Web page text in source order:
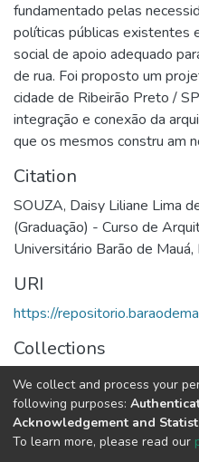
fundamentado pelas
políticas públicas existentes
social de apoio adequado
de rua. Foi proposto um
cidade de Ribeirão Preto /
integração e conexão da
que os mesmos constru am
Citation
SOUZA, Daisy Liliane Lima
(Graduação) - Curso de
Universitário Barão de
URI
https://
Collections
TFG
Full item page
We collect and process your
following purposes:
Acknowledgement and
To learn more, please read our